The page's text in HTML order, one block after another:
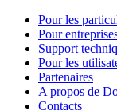
Pour les
Pour
Support
Pour les
Partenaires
A propos de
Contacts